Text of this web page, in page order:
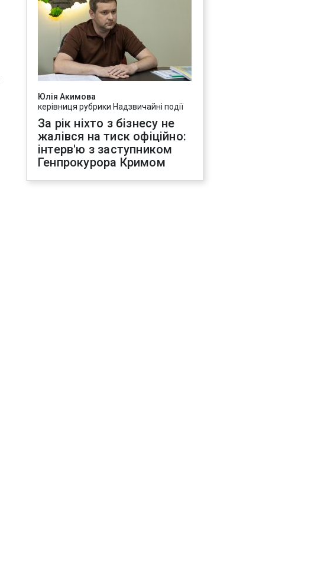
Юлія Акимова
керівниця рубрики Надзвичайні події
За рік ніхто з бізнесу не
жалівся на тиск офіційно:
інтерв'ю з заступником
Генпрокурора Кримом